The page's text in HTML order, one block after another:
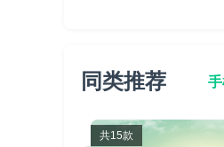
同类推荐
共15款